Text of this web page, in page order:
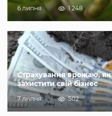
6 липня 1 248
Страхування врожаю,
захистити свій бізнес
7 липня 502